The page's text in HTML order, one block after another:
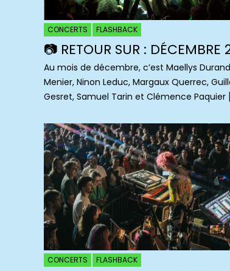
CONCERTS FLASHBACK
📷 RETOUR SUR : DÉCEMBRE
Au mois de décembre, c’est Maellys
Menier, Ninon Leduc, Margaux Querrec,
Gesret, Samuel Tarin et Clémence Paquier
CONCERTS FLASHBACK